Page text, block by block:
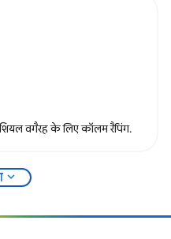
वगैरह के लिए कॉलम रैपिंग.
expand_more